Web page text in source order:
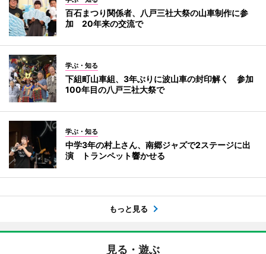
百石まつり関係者、八戸三社大祭の山車制作に参
加 20年来の交流で
学ぶ・知る
下組町山車組、3年ぶりに波山車の封印解く 参加
100年目の八戸三社大祭で
学ぶ・知る
中学3年の村上さん、南郷ジャズで2ステージに出
演 トランペット響かせる
もっと見る
見る・遊ぶ